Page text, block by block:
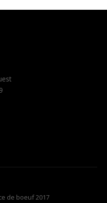
de boeuf 2017